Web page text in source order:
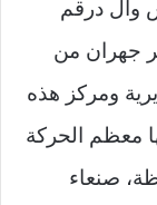
وال درقم
جهران من
ومركز هذه
معظم الحركة
صنعاء